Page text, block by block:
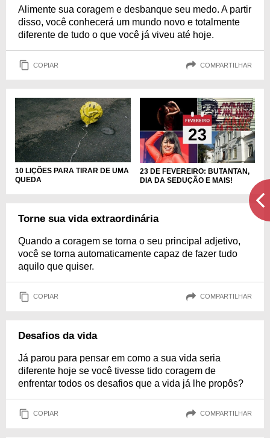
Alimente sua coragem e desbanque seu medo. A partir
disso, você conhecerá um mundo novo e totalmente
diferente de tudo o que você já viveu até hoje.
COPIAR COMPARTILHAR
10 LIÇÕES PARA TIRAR DE UMA
QUEDA
23 DE FEVEREIRO: BUTANTAN,
DIA DA SEDUÇÃO E MAIS!
Torne sua vida extraordinária
Quando a coragem se torna o seu principal adjetivo,
você se torna automaticamente capaz de fazer tudo
aquilo que quiser.
COPIAR COMPARTILHAR
Desafios da vida
Já parou para pensar em como a sua vida seria
diferente hoje se você tivesse tido coragem de
enfrentar todos os desafios que a vida já lhe propôs?
COPIAR COMPARTILHAR